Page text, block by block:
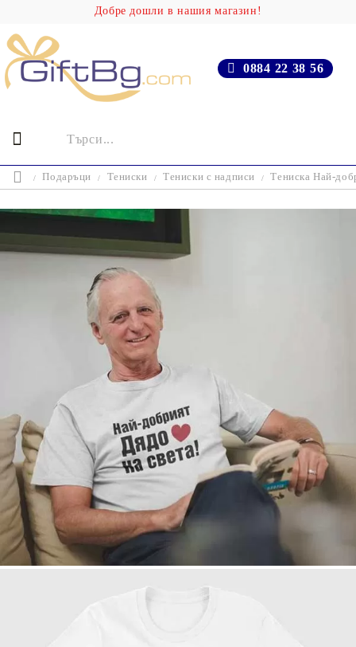
Добре дошли в нашия магазин!
0884 22 38 56
Подаръци Тениски Тениски с надписи Тениска Най-